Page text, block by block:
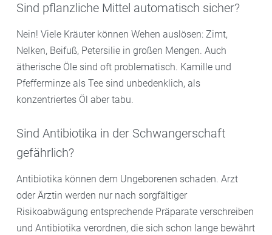
Sind pflanzliche Mittel automatisch sicher?
Nein! Viele Kräuter können Wehen auslösen: Zimt,
Nelken, Beifuß, Petersilie in großen Mengen. Auch
ätherische Öle sind oft problematisch. Kamille und
Pfefferminze als Tee sind unbedenklich, als
konzentriertes Öl aber tabu.
Sind Antibiotika in der Schwangerschaft
gefährlich?
Antibiotika können dem Ungeborenen schaden. Arzt
oder Ärztin werden nur nach sorgfältiger
Risikoabwägung entsprechende Präparate verschreiben
und Antibiotika verordnen, die sich schon lange bewährt